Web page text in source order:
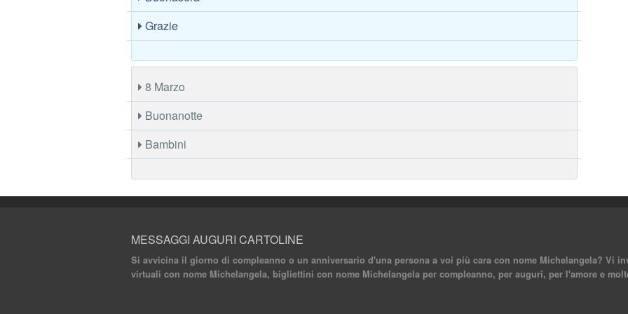
Grazie
8 Marzo
Buonanotte
Bambini
MESSAGGI AUGURI CARTOLINE
Si avvicina il giorno di compleanno o un anniversario d'una persona a voi più cara con nome Michelangela? Vi
virtuali con nome Michelangela, bigliettini con nome Michelangela per compleanno, per auguri, per l'amore e